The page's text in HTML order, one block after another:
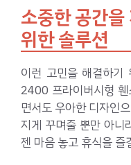
소중한 공간
위한 솔루션
이런 고민을 해결하
2400 프라이버시형
면서도 우아한 디자인
지게 꾸며줄 뿐만 아니
젠 마음 놓고 휴식을 즐